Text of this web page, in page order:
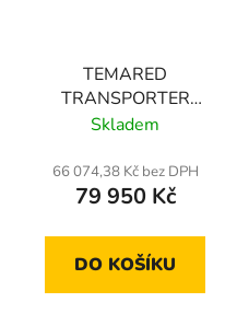
TEMARED
TRANSPORTER
3217/2 C 2,7T
Skladem
66 074,38 Kč bez DPH
79 950 Kč
DO KOŠÍKU